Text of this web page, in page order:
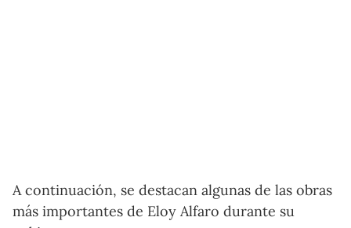
A continuación, se destacan algunas de las obras
más importantes de Eloy Alfaro durante su